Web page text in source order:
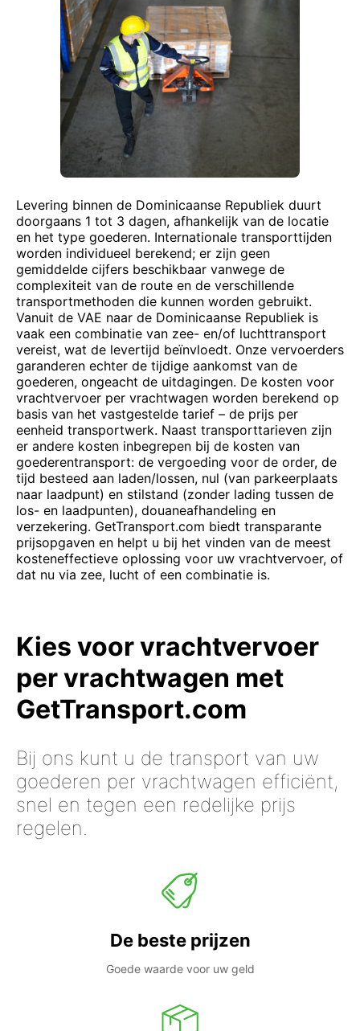
Levering binnen de Dominicaanse Republiek duurt
doorgaans 1 tot 3 dagen, afhankelijk van de locatie
en het type goederen. Internationale transporttijden
worden individueel berekend; er zijn geen
gemiddelde cijfers beschikbaar vanwege de
complexiteit van de route en de verschillende
transportmethoden die kunnen worden gebruikt.
Vanuit de VAE naar de Dominicaanse Republiek is
vaak een combinatie van zee- en/of luchttransport
vereist, wat de levertijd beïnvloedt. Onze vervoerders
garanderen echter de tijdige aankomst van de
goederen, ongeacht de uitdagingen. De kosten voor
vrachtvervoer per vrachtwagen worden berekend op
basis van het vastgestelde tarief – de prijs per
eenheid transportwerk. Naast transporttarieven zijn
er andere kosten inbegrepen bij de kosten van
goederentransport: de vergoeding voor de order, de
tijd besteed aan laden/lossen, nul (van parkeerplaats
naar laadpunt) en stilstand (zonder lading tussen de
los- en laadpunten), douaneafhandeling en
verzekering. GetTransport.com biedt transparante
prijsopgaven en helpt u bij het vinden van de meest
kosteneffectieve oplossing voor uw vrachtvervoer, of
dat nu via zee, lucht of een combinatie is.
Kies voor vrachtvervoer
per vrachtwagen met
GetTransport.com
Bij ons kunt u de transport van uw
goederen per vrachtwagen efficiënt,
snel en tegen een redelijke prijs
regelen.
De beste prijzen
Goede waarde voor uw geld